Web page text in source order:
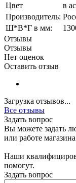
Цвет
в
Производитель:
Ш*В*Г в мм:
Отзывы
Отзывы
Нет оценок
Оставить отзыв
Загрузка отзывов...
Все отзывы
Задать вопрос
Вы можете задать
или работе
Наши
помогут.
Задать вопрос